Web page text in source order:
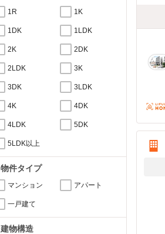
1R 1K
1DK 1LDK
2K 2DK
2LDK 3K
3DK 3LDK
4K 4DK
4LDK 5DK
5LDK以上
物件タイプ
マンション アパート
一戸建て
建物構造